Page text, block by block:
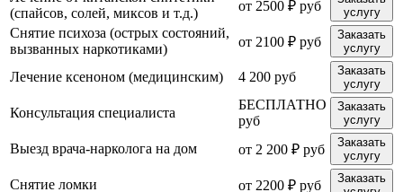
(спайсов, солей, миксов и т.д.)
от 2500 ₽ руб
услугу
Снятие психоза (острых состояний,
вызванных наркотиками)
от 2100 ₽ руб
Заказать
услугу
Лечение ксеноном (медицинским) 4 200 руб
Заказать
услугу
Консультация специалиста
БЕСПЛАТНО
руб
Заказать
услугу
Выезд врача-нарколога на дом от 2 200 ₽ руб
Заказать
услугу
Снятие ломки от 2200 ₽ руб
Заказать